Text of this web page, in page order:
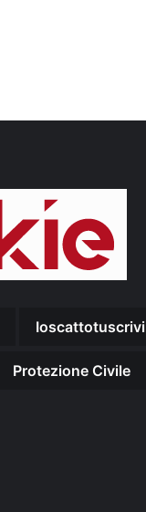
Ioscattotuscrivi
Protezione Civile